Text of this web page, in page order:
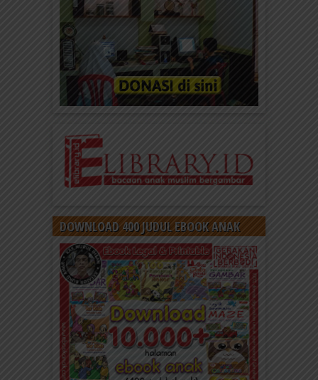
DOWNLOAD 400 JUDUL EBOOK ANAK